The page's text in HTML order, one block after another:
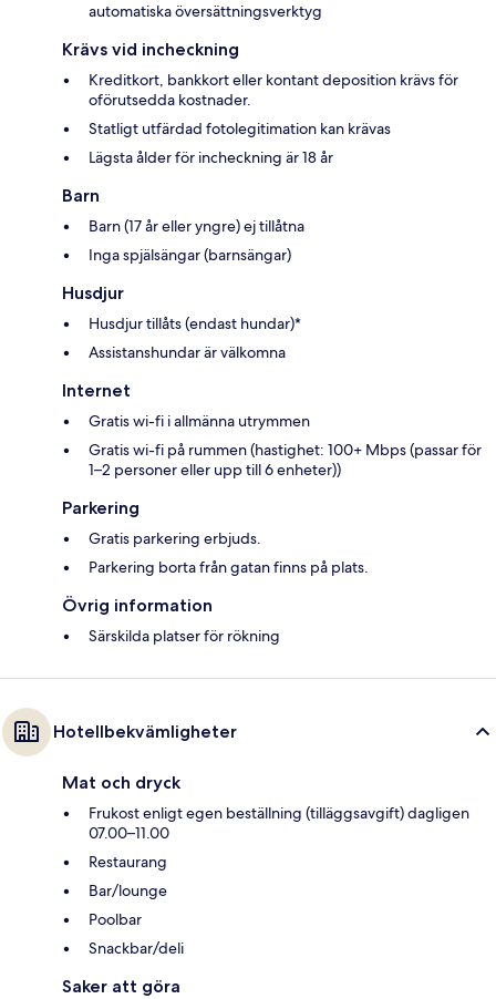
automatiska översättningsverktyg
Krävs vid incheckning
Kreditkort, bankkort eller kontant deposition krävs för
oförutsedda kostnader.
Statligt utfärdad fotolegitimation kan krävas
Lägsta ålder för incheckning är 18 år
Barn
Barn (17 år eller yngre) ej tillåtna
Inga spjälsängar (barnsängar)
Husdjur
Husdjur tillåts (endast hundar)*
Assistanshundar är välkomna
Internet
Gratis wi-fi i allmänna utrymmen
Gratis wi-fi på rummen (hastighet: 100+ Mbps (passar för
1–2 personer eller upp till 6 enheter))
Parkering
Gratis parkering erbjuds.
Parkering borta från gatan finns på plats.
Övrig information
Särskilda platser för rökning
Hotellbekvämligheter
Mat och dryck
Frukost enligt egen beställning (tilläggsavgift) dagligen
07.00–11.00
Restaurang
Bar/lounge
Poolbar
Snackbar/deli
Saker att göra